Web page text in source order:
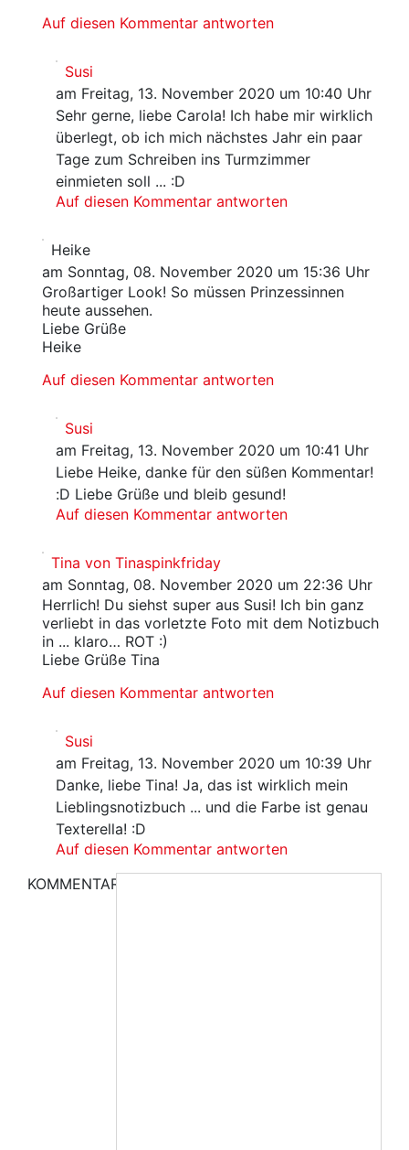
Auf diesen Kommentar antworten
Susi
am Freitag, 13. November 2020 um 10:40 Uhr
Sehr gerne, liebe Carola! Ich habe mir wirklich
überlegt, ob ich mich nächstes Jahr ein paar
Tage zum Schreiben ins Turmzimmer
einmieten soll ... :D
Auf diesen Kommentar antworten
Heike
am Sonntag, 08. November 2020 um 15:36 Uhr
Großartiger Look! So müssen Prinzessinnen
heute aussehen.
Liebe Grüße
Heike
Auf diesen Kommentar antworten
Susi
am Freitag, 13. November 2020 um 10:41 Uhr
Liebe Heike, danke für den süßen Kommentar!
:D Liebe Grüße und bleib gesund!
Auf diesen Kommentar antworten
Tina von Tinaspinkfriday
am Sonntag, 08. November 2020 um 22:36 Uhr
Herrlich! Du siehst super aus Susi! Ich bin ganz
verliebt in das vorletzte Foto mit dem Notizbuch
in ... klaro… ROT :)
Liebe Grüße Tina
Auf diesen Kommentar antworten
Susi
am Freitag, 13. November 2020 um 10:39 Uhr
Danke, liebe Tina! Ja, das ist wirklich mein
Lieblingsnotizbuch ... und die Farbe ist genau
Texterella! :D
Auf diesen Kommentar antworten
KOMMENTAR